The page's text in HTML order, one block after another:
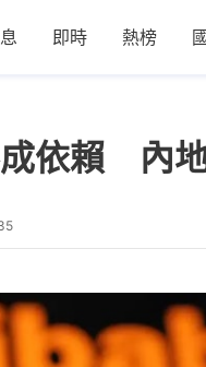
即時 熱榜
依賴 內